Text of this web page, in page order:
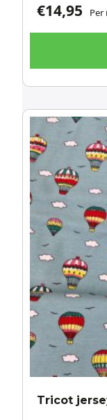
€14,95 Per
Tricot